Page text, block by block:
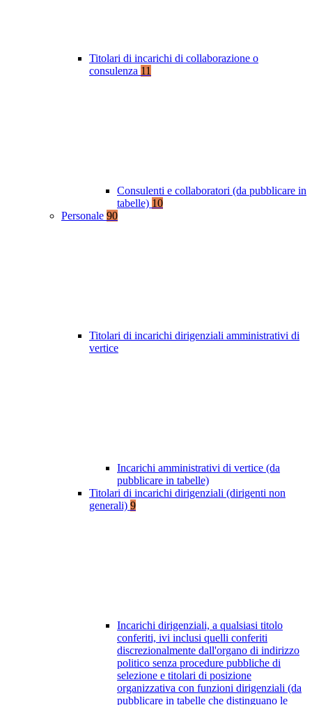
Titolari di incarichi di collaborazione o
consulenza 11
Consulenti e collaboratori (da pubblicare in
tabelle) 10
Personale 90
Titolari di incarichi dirigenziali amministrativi di
vertice
Incarichi amministrativi di vertice (da
pubblicare in tabelle)
Titolari di incarichi dirigenziali (dirigenti non
generali) 9
Incarichi dirigenziali, a qualsiasi titolo
conferiti, ivi inclusi quelli conferiti
discrezionalmente dall'organo di indirizzo
politico senza procedure pubbliche di
selezione e titolari di posizione
organizzativa con funzioni dirigenziali (da
pubblicare in tabelle che distinguano le